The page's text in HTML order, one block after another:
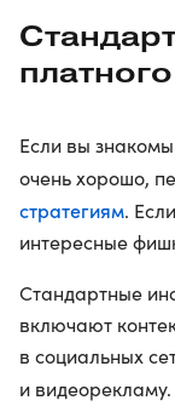
Если вы
очень хорошо,
стратегиям.
интересные
Стандартные
включают
в социальных
и видеорекламу.